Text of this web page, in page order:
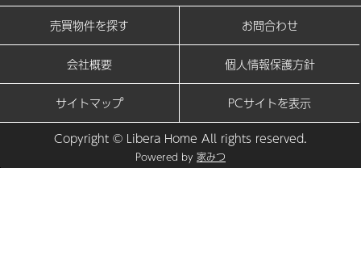
売買物件を探す お問合わせ
会社概要 個人情報保護方針
サイトマップ
PCサイトを表示
Copyright © Libera Home All rights reserved.
Powered by 家みつ